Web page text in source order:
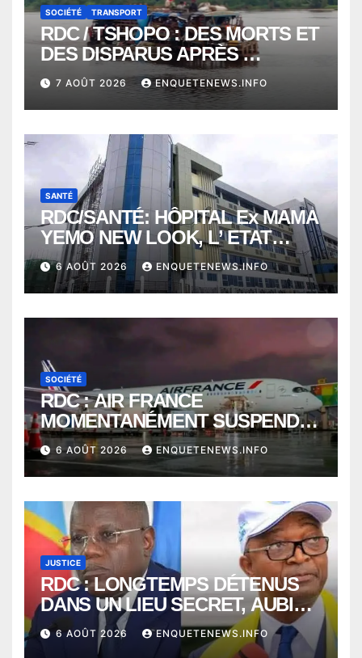
SOCIÉTÉ TRANSPORT
RDC / TSHOPO : DES MORTS ET
DES DISPARUS APRÈS
NAUFRAGE D’UNE BALEINIERE
À QUELQUES KILOMÈTRES DE
KISANGANI
7 AOÛT 2026 ENQUETENEWS.INFO
SANTÉ
RDC/SANTÉ: HÔPITAL Ex MAMA
YEMO NEW LOOK, L’ ETAT
PERD LE CONTROLE
6 AOÛT 2026 ENQUETENEWS.INFO
SOCIÉTÉ
RDC : AIR FRANCE
MOMENTANÉMENT SUSPENDU
ENTRE KINSHASA ET PARIS ?
6 AOÛT 2026 ENQUETENEWS.INFO
JUSTICE
RDC : LONGTEMPS DÉTENUS
DANS UN LIEU SECRET, AUBIN
MINAKU ET EMMANUEL
SHADARY TRANSFÉRÉS À
6 AOÛT 2026 ENQUETENEWS.INFO